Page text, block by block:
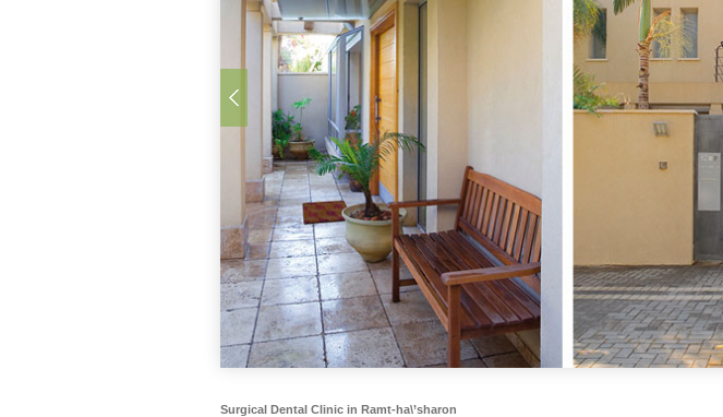
Surgical Dental Clinic in Ramt-ha\’sharon